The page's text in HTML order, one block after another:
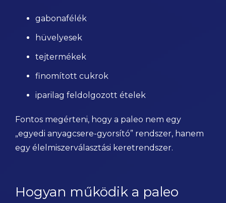
gabonafélék
hüvelyesek
tejtermékek
finomított cukrok
iparilag feldolgozott ételek
Fontos megérteni, hogy a paleo nem egy
„egyedi anyagcsere-gyorsító” rendszer, hanem
egy élelmiszerválasztási keretrendszer.
Hogyan működik a paleo